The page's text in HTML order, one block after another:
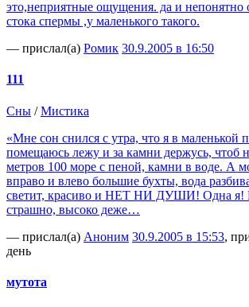
это,неприятные ощущения. да и непонятно
стока спермы ,у маленького такого.
— прислал(а) Ромик 30.9.2005 в 16:50
111
Сны /Мистика
«Мне сон снился с утра, что я в маленькой
помещаюсь лежу и за камни держусь, чтоб
метров 100 море с пеной, камни в воде. А
вправо и влево большие бухты, вода
светит, красиво и НЕТ НИ ДУШИ! Одна я!
страшно, высоко деже…
— прислал(а) Аноним 30.9.2005 в 15:53,
день
мутота